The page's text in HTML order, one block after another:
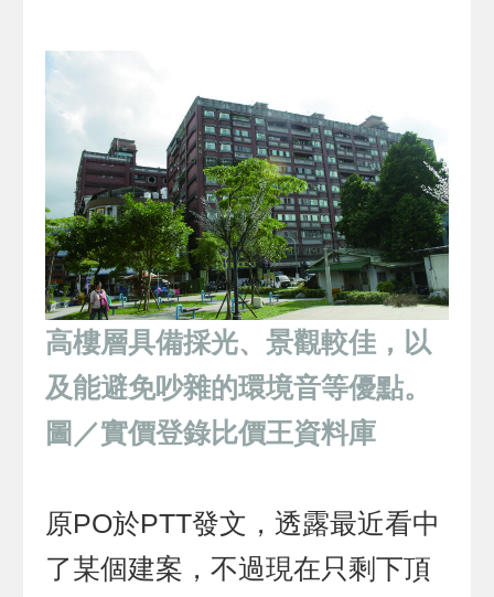
高樓層具備採光、景觀較佳，以
及能避免吵雜的環境音等優點。
圖／實價登錄比價王資料庫
原PO於PTT發文，透露最近看中
了某個建案，不過現在只剩下頂